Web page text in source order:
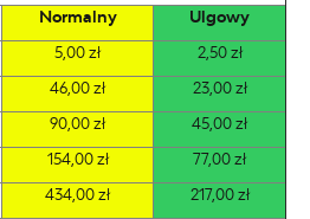
Normalny
Ulgowy
5,00 zł
2,50 zł
46,00 zł
23,00 zł
90,00 zł
45,00 zł
154,00 zł
77,00 zł
434,00 zł
217,00 zł